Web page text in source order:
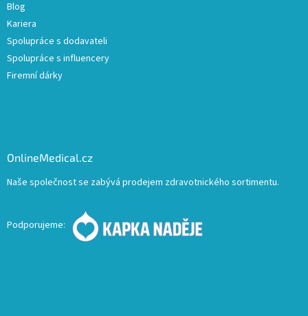
Blog
Kariera
Spolupráce s dodavateli
Spolupráce s influencery
Firemní dárky
OnlineMedical.cz
Naše společnost se zabývá prodejem zdravotnického sortimentu.
Podporujeme: